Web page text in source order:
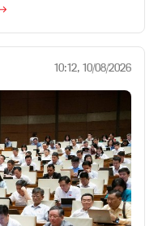
10:12, 10/08/2026